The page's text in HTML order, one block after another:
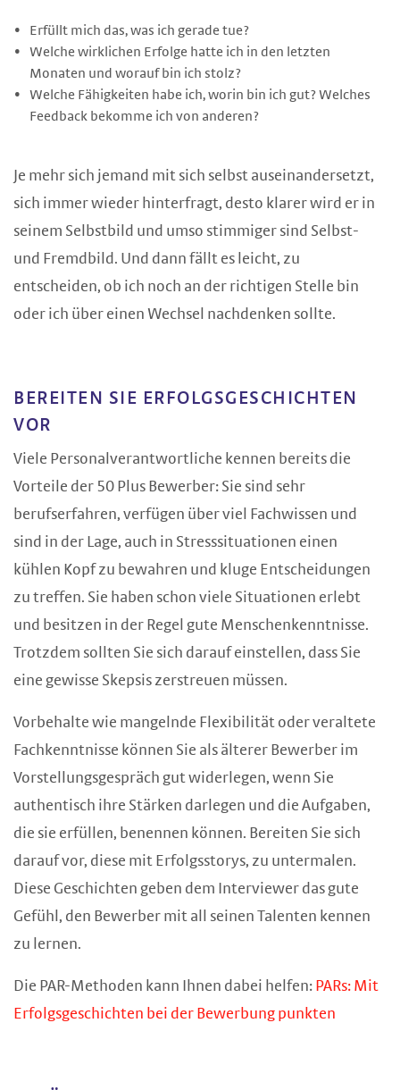
Erfüllt mich das, was ich gerade tue?
Welche wirklichen Erfolge hatte ich in den letzten
Monaten und worauf bin ich stolz?
Welche Fähigkeiten habe ich, worin bin ich gut? Welches
Feedback bekomme ich von anderen?
Je mehr sich jemand mit sich selbst auseinandersetzt,
sich immer wieder hinterfragt, desto klarer wird er in
seinem Selbstbild und umso stimmiger sind Selbst-
und Fremdbild. Und dann fällt es leicht, zu
entscheiden, ob ich noch an der richtigen Stelle bin
oder ich über einen Wechsel nachdenken sollte.
BEREITEN SIE ERFOLGSGESCHICHTEN
VOR
Viele Personalverantwortliche kennen bereits die
Vorteile der 50 Plus Bewerber: Sie sind sehr
berufserfahren, verfügen über viel Fachwissen und
sind in der Lage, auch in Stresssituationen einen
kühlen Kopf zu bewahren und kluge Entscheidungen
zu treffen. Sie haben schon viele Situationen erlebt
und besitzen in der Regel gute Menschenkenntnisse.
Trotzdem sollten Sie sich darauf einstellen, dass Sie
eine gewisse Skepsis zerstreuen müssen.
Vorbehalte wie mangelnde Flexibilität oder veraltete
Fachkenntnisse können Sie als älterer Bewerber im
Vorstellungsgespräch gut widerlegen, wenn Sie
authentisch ihre Stärken darlegen und die Aufgaben,
die sie erfüllen, benennen können. Bereiten Sie sich
darauf vor, diese mit Erfolgsstorys, zu untermalen.
Diese Geschichten geben dem Interviewer das gute
Gefühl, den Bewerber mit all seinen Talenten kennen
zu lernen.
Die PAR-Methoden kann Ihnen dabei helfen: PARs: Mit
Erfolgsgeschichten bei der Bewerbung punkten